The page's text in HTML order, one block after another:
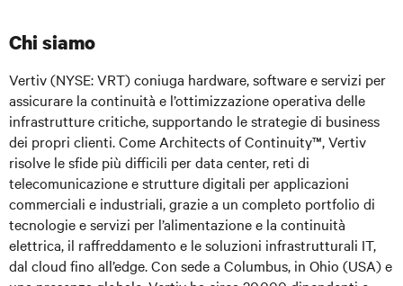
Chi siamo
Vertiv (NYSE: VRT)coniuga hardware, software e servizi per
assicurare la continuità e l’ottimizzazione operativa delle
infrastrutture critiche, supportando le strategie di business
dei propri clienti. Come Architects of Continuity™, Vertiv
risolve le sfide più difficili per data center, reti di
telecomunicazione e strutture digitali per applicazioni
commerciali e industriali, grazie a un completo portfolio di
tecnologie e servizi per l’alimentazione e la continuità
elettrica, il raffreddamento e le soluzioni infrastrutturali IT,
dal cloud fino all’edge. Con sede a Columbus, in Ohio (USA) e